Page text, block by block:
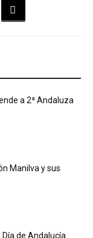
a 2ª Andaluza
Manilva y sus
Día de Andalucía